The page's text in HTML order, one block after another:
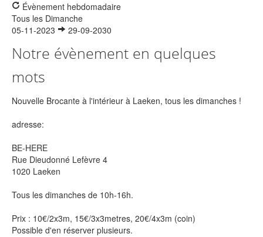
Évènement hebdomadaire
Tous les Dimanche
05-11-2023
29-09-2030
Notre évènement en quelques
mots
Nouvelle Brocante à l'intérieur à Laeken, tous les dimanches !
adresse:
BE-HERE
Rue Dieudonné Lefèvre 4
1020 Laeken
Tous les dimanches de 10h-16h.
Prix : 10€/2x3m, 15€/3x3metres, 20€/4x3m (coin)
Possible d'en réserver plusieurs.